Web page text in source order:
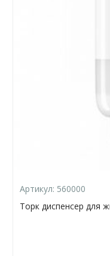
Артикул: 560000
Торк диспенсер для